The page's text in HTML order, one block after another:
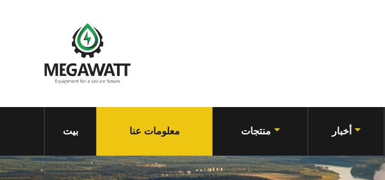
بيت معلومات عنا منتجات أخبار